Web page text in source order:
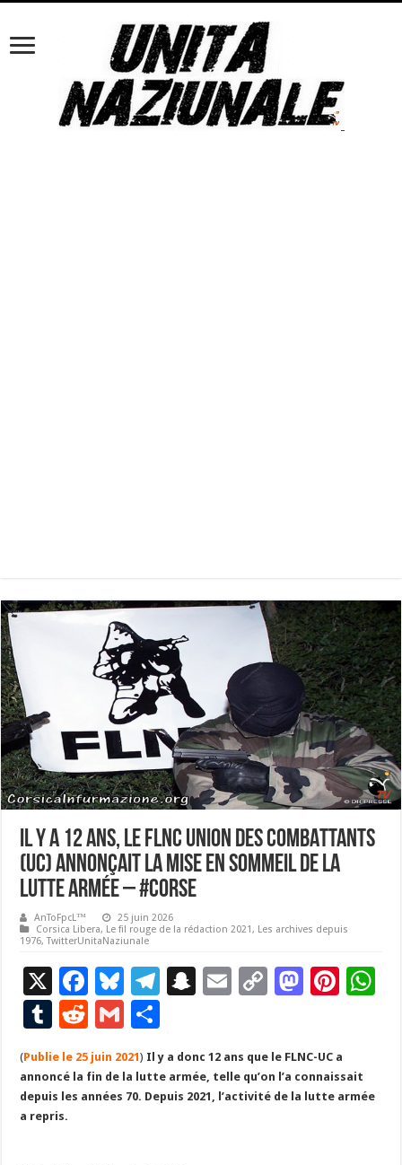
Il y a 12 ans, le FLNC UNION DES COMBATTANTS
(UC) annonçait la mise en sommeil de la
lutte armée – #Corse
AnToFpcL™
25 juin 2026
Corsica Libera, Le fil rouge de la rédaction 2021, Les archives depuis
1976,TwitterUnitaNaziunale
X
F
ac
e
b
o
Bl
u
es
ky
T
gr
a
S
p
c
E
l
C
y
Li
M
d
o
Pi
es
t
T
u
m
bl
r
R
e
d
di
G
ai
l
ar
ta
g
(Publie le 25 juin 2021) Il y a donc 12 ans que le FLNC-UC a
annoncé la fin de la lutte armée, telle qu’on l’a connaissait
depuis les années 70. Depuis 2021, l’activité de la lutte armée
a repris.